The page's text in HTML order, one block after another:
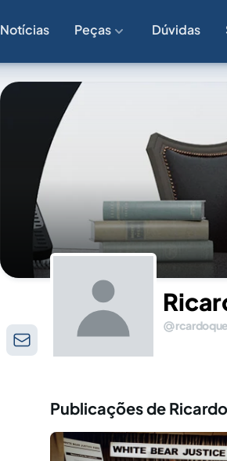
Notícias Peças Dúvidas
Publicações de